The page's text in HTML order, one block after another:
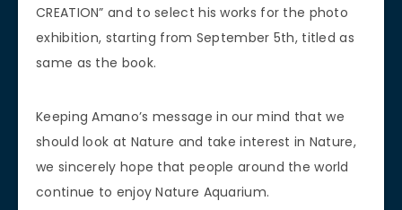
CREATION” and to select his works for the photo
exhibition, starting from September 5th, titled as
same as the book.
Keeping Amano’s message in our mind that we
should look at Nature and take interest in Nature,
we sincerely hope that people around the world
continue to enjoy Nature Aquarium.